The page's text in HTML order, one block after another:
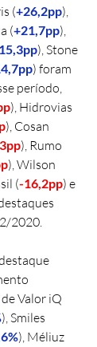
(+26,2pp),
(+21,7pp),
), Stone
) foram
período,
), Hidrovias
), Cosan
), Rumo
), Wilson
(-16,2pp) e
2020.
Valor iQ
), Smiles
), Méliuz